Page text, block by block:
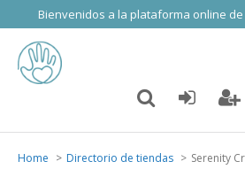
Bienvenidos a la plataforma online
Home Directorio de tiendas Serenity